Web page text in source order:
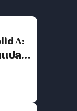
Δ:
แปลง